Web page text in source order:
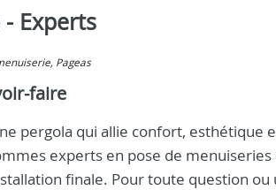
Experts
Pageas
faire
pergola qui allie confort, esthétique
experts en pose de menuiseries
finale. Pour toute question ou